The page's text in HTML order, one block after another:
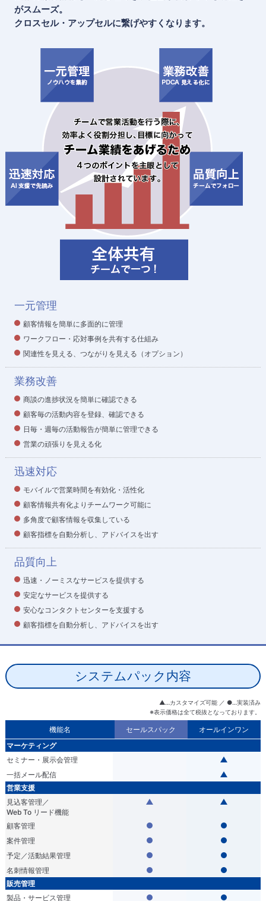
がスムーズ。
クロスセル・アップセルに繋げやすくなります。
一元管理
顧客情報を簡単に多面的に管理
ワークフロー・応対事例を共有する仕組み
関連性を見える、つながりを見える （オプション）
業務改善
商談の進捗状況を簡単に確認できる
顧客毎の活動内容を登録、確認できる
日毎・週毎の活動報告が簡単に管理できる
営業の頑張りを見える化
迅速対応
モバイルで営業時間を有効化・活性化
顧客情報共有化よりチームワーク可能に
多角度で顧客情報を収集している
顧客指標を自動分析し、アドバイスを出す
品質向上
迅速・ノーミスなサービスを提供する
安定なサービスを提供する
安心なコンタクトセンターを支援する
顧客指標を自動分析し、アドバイスを出す
システムパック内容
▲…カスタマイズ可能 ／ ●…実装済み
※表示価格は全て税抜となっております。
機能名 セールスパック
オールインワン
マーケティング
セミナー・展示会管理
一括メール配信
営業支援
見込客管理／
Web To リード機能
顧客管理
案件管理
予定／活動結果管理
名刺情報管理
販売管理
製品・サービス管理